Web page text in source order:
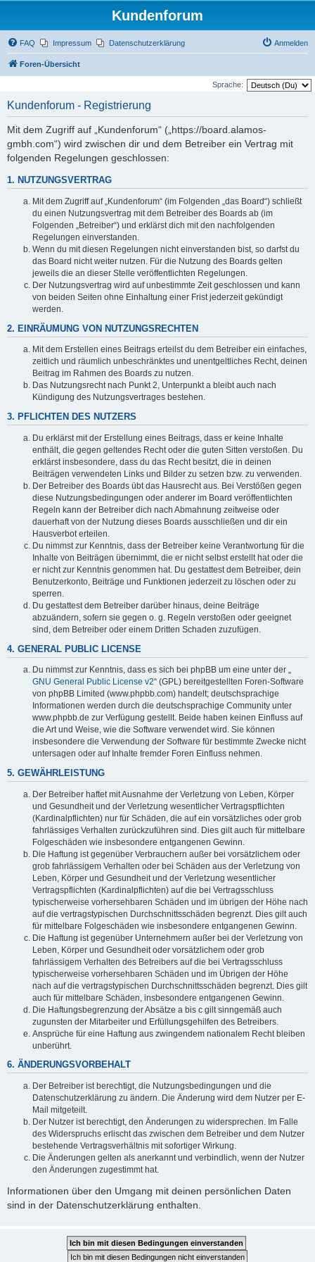
Kundenforum
FAQ Impressum Datenschutzerklärung Anmelden
Foren-Übersicht
Sprache:
Kundenforum - Registrierung
Mit dem Zugriff auf „Kundenforum“ („https://board.alamos-
gmbh.com“) wird zwischen dir und dem Betreiber ein Vertrag mit
folgenden Regelungen geschlossen:
1. NUTZUNGSVERTRAG
Mit dem Zugriff auf „Kundenforum“ (im Folgenden „das Board“) schließt
du einen Nutzungsvertrag mit dem Betreiber des Boards ab (im
Folgenden „Betreiber“) und erklärst dich mit den nachfolgenden
Regelungen einverstanden.
Wenn du mit diesen Regelungen nicht einverstanden bist, so darfst du
das Board nicht weiter nutzen. Für die Nutzung des Boards gelten
jeweils die an dieser Stelle veröffentlichten Regelungen.
Der Nutzungsvertrag wird auf unbestimmte Zeit geschlossen und kann
von beiden Seiten ohne Einhaltung einer Frist jederzeit gekündigt
werden.
2. EINRÄUMUNG VON NUTZUNGSRECHTEN
Mit dem Erstellen eines Beitrags erteilst du dem Betreiber ein einfaches,
zeitlich und räumlich unbeschränktes und unentgeltliches Recht, deinen
Beitrag im Rahmen des Boards zu nutzen.
Das Nutzungsrecht nach Punkt 2, Unterpunkt a bleibt auch nach
Kündigung des Nutzungsvertrages bestehen.
3. PFLICHTEN DES NUTZERS
Du erklärst mit der Erstellung eines Beitrags, dass er keine Inhalte
enthält, die gegen geltendes Recht oder die guten Sitten verstoßen. Du
erklärst insbesondere, dass du das Recht besitzt, die in deinen
Beiträgen verwendeten Links und Bilder zu setzen bzw. zu verwenden.
Der Betreiber des Boards übt das Hausrecht aus. Bei Verstößen gegen
diese Nutzungsbedingungen oder anderer im Board veröffentlichten
Regeln kann der Betreiber dich nach Abmahnung zeitweise oder
dauerhaft von der Nutzung dieses Boards ausschließen und dir ein
Hausverbot erteilen.
Du nimmst zur Kenntnis, dass der Betreiber keine Verantwortung für die
Inhalte von Beiträgen übernimmt, die er nicht selbst erstellt hat oder die
er nicht zur Kenntnis genommen hat. Du gestattest dem Betreiber, dein
Benutzerkonto, Beiträge und Funktionen jederzeit zu löschen oder zu
sperren.
Du gestattest dem Betreiber darüber hinaus, deine Beiträge
abzuändern, sofern sie gegen o. g. Regeln verstoßen oder geeignet
sind, dem Betreiber oder einem Dritten Schaden zuzufügen.
4. GENERAL PUBLIC LICENSE
Du nimmst zur Kenntnis, dass es sich bei phpBB um eine unter der „
GNU General Public License v2“ (GPL) bereitgestellten Foren-Software
von phpBB Limited (www.phpbb.com) handelt; deutschsprachige
Informationen werden durch die deutschsprachige Community unter
www.phpbb.de zur Verfügung gestellt. Beide haben keinen Einfluss auf
die Art und Weise, wie die Software verwendet wird. Sie können
insbesondere die Verwendung der Software für bestimmte Zwecke nicht
untersagen oder auf Inhalte fremder Foren Einfluss nehmen.
5. GEWÄHRLEISTUNG
Der Betreiber haftet mit Ausnahme der Verletzung von Leben, Körper
und Gesundheit und der Verletzung wesentlicher Vertragspflichten
(Kardinalpflichten) nur für Schäden, die auf ein vorsätzliches oder grob
fahrlässiges Verhalten zurückzuführen sind. Dies gilt auch für mittelbare
Folgeschäden wie insbesondere entgangenen Gewinn.
Die Haftung ist gegenüber Verbrauchern außer bei vorsätzlichem oder
grob fahrlässigem Verhalten oder bei Schäden aus der Verletzung von
Leben, Körper und Gesundheit und der Verletzung wesentlicher
Vertragspflichten (Kardinalpflichten) auf die bei Vertragsschluss
typischerweise vorhersehbaren Schäden und im übrigen der Höhe nach
auf die vertragstypischen Durchschnittsschäden begrenzt. Dies gilt auch
für mittelbare Folgeschäden wie insbesondere entgangenen Gewinn.
Die Haftung ist gegenüber Unternehmern außer bei der Verletzung von
Leben, Körper und Gesundheit oder vorsätzlichem oder grob
fahrlässigem Verhalten des Betreibers auf die bei Vertragsschluss
typischerweise vorhersehbaren Schäden und im Übrigen der Höhe
nach auf die vertragstypischen Durchschnittsschäden begrenzt. Dies gilt
auch für mittelbare Schäden, insbesondere entgangenen Gewinn.
Die Haftungsbegrenzung der Absätze a bis c gilt sinngemäß auch
zugunsten der Mitarbeiter und Erfüllungsgehilfen des Betreibers.
Ansprüche für eine Haftung aus zwingendem nationalem Recht bleiben
unberührt.
6. ÄNDERUNGSVORBEHALT
Der Betreiber ist berechtigt, die Nutzungsbedingungen und die
Datenschutzerklärung zu ändern. Die Änderung wird dem Nutzer per E-
Mail mitgeteilt.
Der Nutzer ist berechtigt, den Änderungen zu widersprechen. Im Falle
des Widerspruchs erlischt das zwischen dem Betreiber und dem Nutzer
bestehende Vertragsverhältnis mit sofortiger Wirkung.
Die Änderungen gelten als anerkannt und verbindlich, wenn der Nutzer
den Änderungen zugestimmt hat.
Informationen über den Umgang mit deinen persönlichen Daten
sind in der Datenschutzerklärung enthalten.